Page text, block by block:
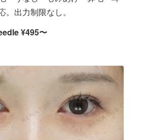
出力制限なし。
¥495〜